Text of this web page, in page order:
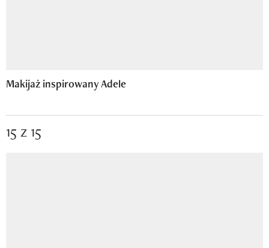
Makijaż inspirowany Adele
15 z 15